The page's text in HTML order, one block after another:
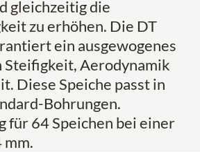
gleichzeitig die
zu erhöhen. Die DT
ein ausgewogenes
Steifigkeit, Aerodynamik
Diese Speiche passt in
Bohrungen.
für 64 Speichen bei einer
mm.